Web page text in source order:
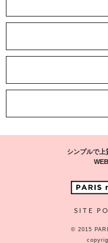
シンプルで上
SITE
© 2015